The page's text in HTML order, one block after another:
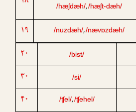
/hæʃdæh/,/hæʃt-dæh/
۱۹
/nuzdæh/,/nævɒzdæh/
۲۰
/bist/
۳۰
/si/
۴۰
/ʧel/,/ʧehel/